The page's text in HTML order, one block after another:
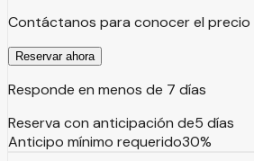
Contáctanos para conocer el precio
Reservar ahora
Responde en menos de 7 días
Reserva con anticipación de5 días
Anticipo mínimo requerido30%